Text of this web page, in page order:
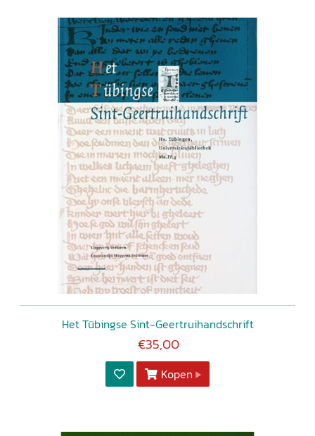
Het Tübingse Sint-Geertruihandschrift
€35,00
Kopen